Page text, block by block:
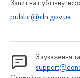
Запит на публiчну
public@dn.gov.ua
Зауваження